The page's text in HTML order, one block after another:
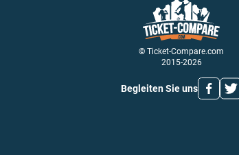
© Ticket-Compare.com
2015-2026
Begleiten Sie uns